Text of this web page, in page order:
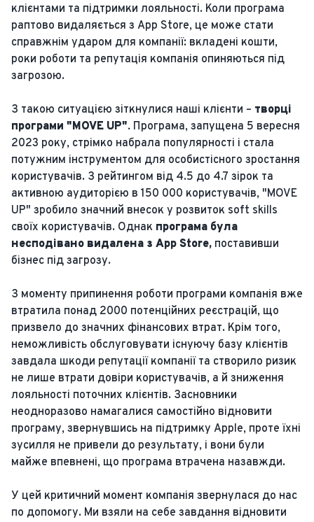
клієнтами та підтримки лояльності. Коли програма
раптово видаляється з App Store, це може стати
справжнім ударом для компанії: вкладені кошти,
роки роботи та репутація компанія опиняються під
загрозою.
З такою ситуацією зіткнулися наші клієнти – творці
програми "MOVE UP". Програма, запущена 5 вересня
2023 року, стрімко набрала популярності і стала
потужним інструментом для особистісного зростання
користувачів. З рейтингом від 4.5 до 4.7 зірок та
активною аудиторією в 150 000 користувачів, "MOVE
UP" зробило значний внесок у розвиток soft skills
своїх користувачів. Однак програма була
несподівано видалена з App Store, поставивши
бізнес під загрозу.
З моменту припинення роботи програми компанія вже
втратила понад 2000 потенційних реєстрацій, що
призвело до значних фінансових втрат. Крім того,
неможливість обслуговувати існуючу базу клієнтів
завдала шкоди репутації компанії та створило ризик
не лише втрати довіри користувачів, а й зниження
лояльності поточних клієнтів. Засновники
неодноразово намагалися самостійно відновити
програму, звернувшись на підтримку Apple, проте їхні
зусилля не привели до результату, і вони були
майже впевнені, що програма втрачена назавжди.
У цей критичний момент компанія звернулася до нас
по допомогу. Ми взяли на себе завдання відновити